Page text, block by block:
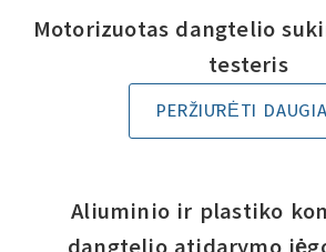
Motorizuotas dangtelio
testeris
PERŽIŪRĖTI
Aliuminio ir plastiko